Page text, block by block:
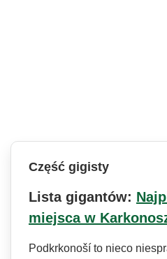
Część gigisty
Lista gigantów:
miejsca w
Podkrkonoší to nieco